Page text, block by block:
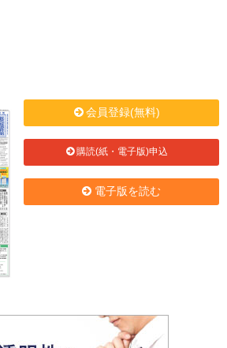
会員登録(無料)
購読(紙・電子版)申込
電子版を読む